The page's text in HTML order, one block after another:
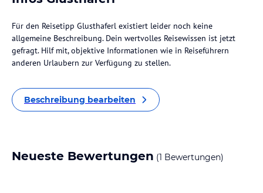
Für den Reisetipp Glusthaferl existiert leider noch keine
allgemeine Beschreibung. Dein wertvolles Reisewissen ist jetzt
gefragt. Hilf mit, objektive Informationen wie in Reiseführern
anderen Urlaubern zur Verfügung zu stellen.
Beschreibung bearbeiten
Neueste Bewertungen (1 Bewertungen)